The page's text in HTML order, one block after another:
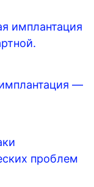
имплантация
—
проблем